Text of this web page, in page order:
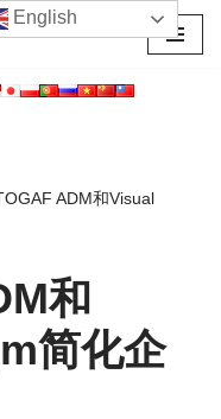
ADM和Visual
和
简化企
English